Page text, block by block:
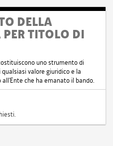
DELLA
PER TITOLO DI
uno strumento di
valore giuridico e la
che ha emanato il bando.